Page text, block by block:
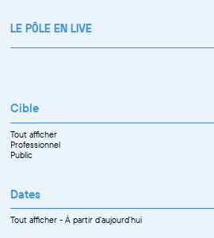
LE PÔLE EN LIVE
Cible
Tout afficher
Professionnel
Public
Dates
Tout afficher-À partir d'aujourd'hui